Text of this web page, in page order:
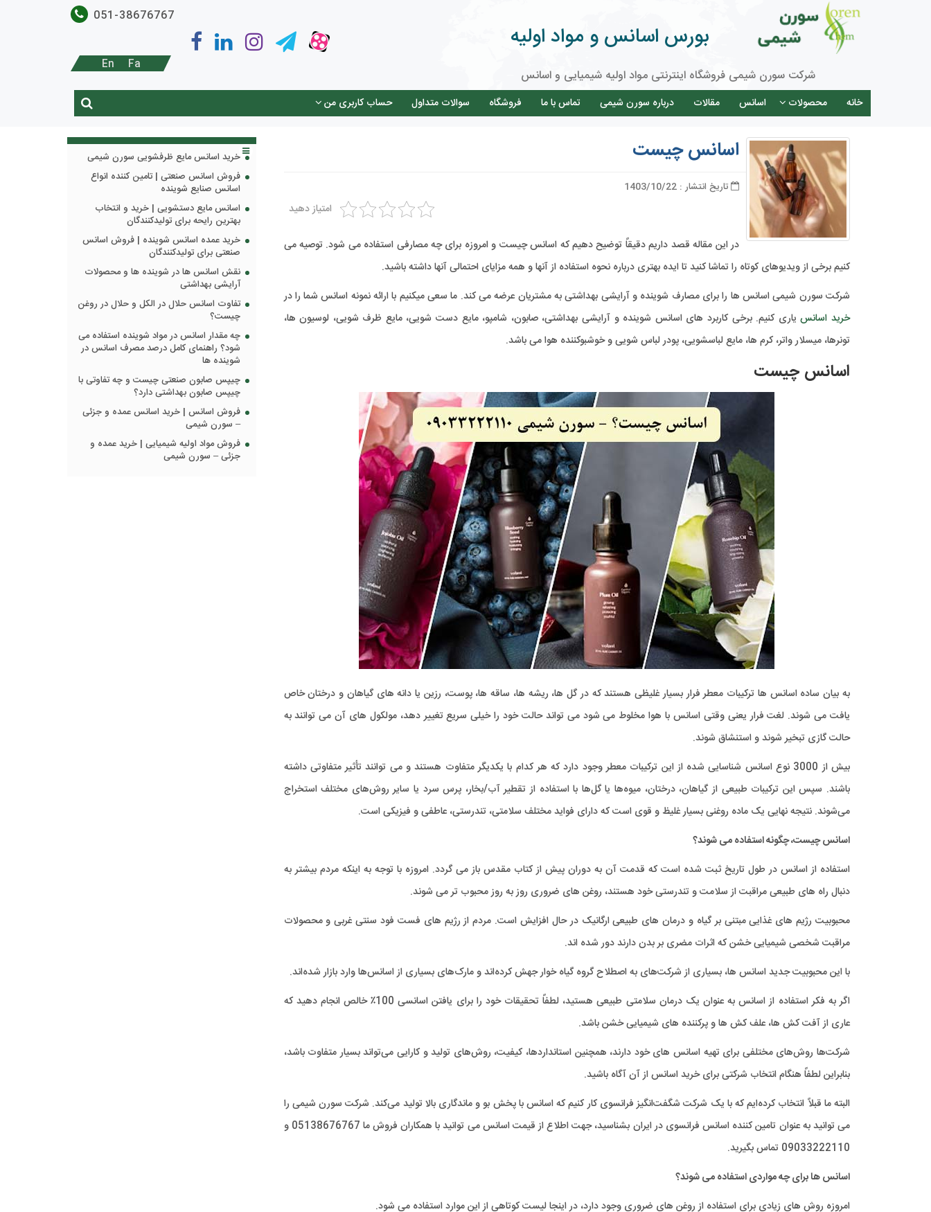
بورس اسانس و مواد اولیه
شرکت سورن شیمی فروشگاه اینترنتی مواد اولیه شیمیایی و اسانس
051-38676767
Fa
En
خانه محصولات اسانس مقالات درباره سورن شیمی تماس با ما فروشگاه سوالات متداول حساب کاربری من
اسانس چیست
تاریخ انتشار : 1403/10/22
امتیاز دهید
در این مقاله قصد داریم دقیقاً توضیح دهیم که اسانس چیست و امروزه برای چه مصارفی استفاده می شود. توصیه می
کنیم برخی از ویدیوهای کوتاه را تماشا کنید تا ایده بهتری درباره نحوه استفاده از آنها و همه مزایای احتمالی آنها داشته باشید.
شرکت سورن شیمی اسانس ها را برای مصارف شوینده و آرایشی بهداشتی به مشتریان عرضه می کند. ما سعی میکنیم با ارائه نمونه اسانس شما را در
خرید اسانسیاری کنیم. برخی کاربرد های اسانس شوینده و آرایشی بهداشتی، صابون، شامپو، مایع دست شویی، مایع ظرف شویی، لوسیون ها،
تونرها، میسلار واتر، کرم ها، مایع لباسشویی، پودر لباس شویی و خوشبوکننده هوا می باشد.
اسانس چیست
به بیان ساده اسانس ها ترکیبات معطر فرار بسیار غلیظی هستند که در گل ها، ریشه ها، ساقه ها، پوست، رزین یا دانه های گیاهان و درختان خاص
یافت می شوند. لغت فرار یعنی وقتی اسانس با هوا مخلوط می شود می تواند حالت خود را خیلی سریع تغییر دهد، مولکول های آن می توانند به
حالت گازی تبخیر شوند و استنشاق شوند.
بیش از 3000 نوع اسانس شناسایی شده از این ترکیبات معطر وجود دارد که هر کدام با یکدیگر متفاوت هستند و می توانند تأثیر متفاوتی داشته
باشند. سپس این ترکیبات طبیعی از گیاهان، درختان، میوه‌ها یا گل‌ها با استفاده از تقطیر آب/بخار، پرس سرد یا سایر روش‌های مختلف استخراج
می‌شوند. نتیجه نهایی یک ماده روغنی بسیار غلیظ و قوی است که دارای فواید مختلف سلامتی، تندرستی، عاطفی و فیزیکی است.
اسانس چیست، چگونه استفاده می شوند؟
استفاده از اسانس در طول تاریخ ثبت شده است که قدمت آن به دوران پیش از کتاب مقدس باز می گردد. امروزه با توجه به اینکه مردم بیشتر به
دنبال راه های طبیعی مراقبت از سلامت و تندرستی خود هستند، روغن های ضروری روز به روز محبوب تر می شوند.
محبوبیت رژیم های غذایی مبتنی بر گیاه و درمان های طبیعی ارگانیک در حال افزایش است. مردم از رژیم های فست فود سنتی غربی و محصولات
مراقبت شخصی شیمیایی خشن که اثرات مضری بر بدن دارند دور شده اند.
با این محبوبیت جدید اسانس ها، بسیاری از شرکت‌های به اصطلاح گروه گیاه خوار جهش کرده‌اند و مارک‌های بسیاری از اسانس‌ها وارد بازار شده‌اند.
اگر به فکر استفاده از اسانس به‌ عنوان یک درمان سلامتی طبیعی هستید، لطفاً تحقیقات خود را برای یافتن اسانسی 100٪ خالص انجام دهید که
عاری از آفت کش ها، علف کش ها و پرکننده های شیمیایی خشن باشد.
شرکت‌ها روش‌های مختلفی برای تهیه اسانس های خود دارند، همچنین استانداردها، کیفیت، روش‌های تولید و کارایی می‌تواند بسیار متفاوت باشد،
بنابراین لطفاً هنگام انتخاب شرکتی برای خرید اسانس از آن آگاه باشید.
البته ما قبلاً انتخاب کرده‌ایم که با یک شرکت شگفت‌انگیز فرانسوی کار کنیم که اسانس با پخش بو و ماندگاری بالا تولید می‌کند. شرکت سورن شیمی را
می توانید به عنوان تامین کننده اسانس فرانسوی در ایران بشناسید، جهت اطلاع از قیمت اسانس می توانید با همکاران فروش ما 05138676767 و
09033222110 تماس بگیرید.
اسانس ها برای چه مواردی استفاده می شوند؟
امروزه روش های زیادی برای استفاده از روغن های ضروری وجود دارد، در اینجا لیست کوتاهی از این موارد استفاده می شود.
خرید اسانس مایع ظرفشویی سورن شیمی
فروش اسانس صنعتی | تامین کننده انواع
اسانس صنایع شوینده
اسانس مایع دستشویی | خرید و انتخاب
بهترین رایحه برای تولیدکنندگان
خرید عمده اسانس شوینده | فروش اسانس
صنعتی برای تولیدکنندگان
نقش اسانس ها در شوینده ها و محصولات
آرایشی بهداشتی
تفاوت اسانس حلال در الکل و حلال در روغن
چیست؟
چه مقدار اسانس در مواد شوینده استفاده می
شود؟ راهنمای کامل درصد مصرف اسانس در
شوینده ها
چیپس صابون صنعتی چیست و چه تفاوتی با
چیپس صابون بهداشتی دارد؟
فروش اسانس | خرید اسانس عمده و جزئی
– سورن شیمی
فروش مواد اولیه شیمیایی | خرید عمده و
جزئی – سورن شیمی